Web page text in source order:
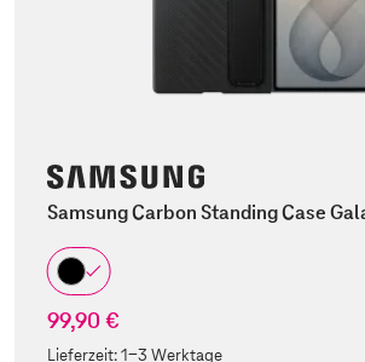
Samsung Carbon Standing Case
99,90 €
Lieferzeit:1-3 Werktage